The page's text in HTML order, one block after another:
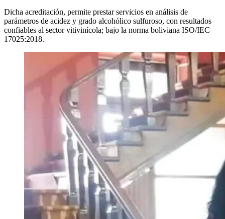
Dicha acreditación, permite prestar servicios en análisis de
parámetros de acidez y grado alcohólico sulfuroso, con resultados
confiables al sector vitivinícola; bajo la norma boliviana ISO/IEC
17025:2018.